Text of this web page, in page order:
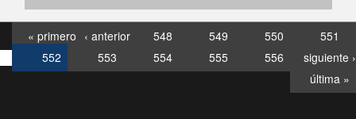
« primero ‹ anterior 548 549 550
551
552
553 554 555 556
siguiente ›
última »